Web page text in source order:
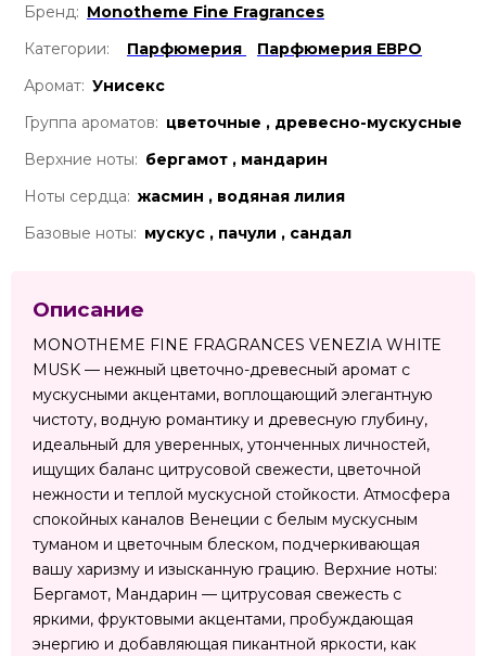
Бренд: Monotheme Fine Fragrances
Категории:
Парфюмерия
Парфюмерия ЕВРО
Аромат: Унисекс
Группа ароматов: цветочные , древесно-мускусные
Верхние ноты: бергамот , мандарин
Ноты сердца: жасмин , водяная лилия
Базовые ноты: мускус , пачули , сандал
Описание
MONOTHEME FINE FRAGRANCES VENEZIA WHITE
MUSK — нежный цветочно-древесный аромат с
мускусными акцентами, воплощающий элегантную
чистоту, водную романтику и древесную глубину,
идеальный для уверенных, утонченных личностей,
ищущих баланс цитрусовой свежести, цветочной
нежности и теплой мускусной стойкости. Атмосфера
спокойных каналов Венеции с белым мускусным
туманом и цветочным блеском, подчеркивающая
вашу харизму и изысканную грацию. Верхние ноты:
Бергамот, Мандарин — цитрусовая свежесть с
яркими, фруктовыми акцентами, пробуждающая
энергию и добавляющая пикантной яркости, как